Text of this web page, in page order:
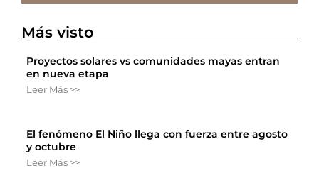
Más visto
Proyectos solares vs comunidades mayas entran
en nueva etapa
Leer Más >>
El fenómeno El Niño llega con fuerza entre agosto
y octubre
Leer Más >>